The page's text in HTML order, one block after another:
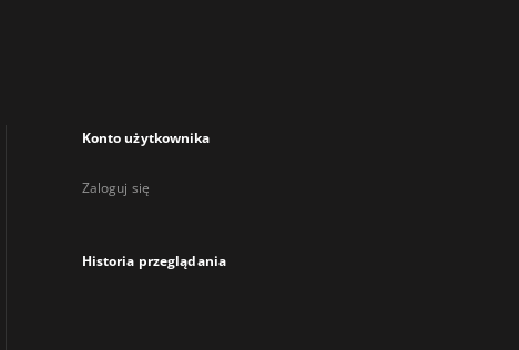
Konto użytkownika
Zaloguj się
Historia przeglądania